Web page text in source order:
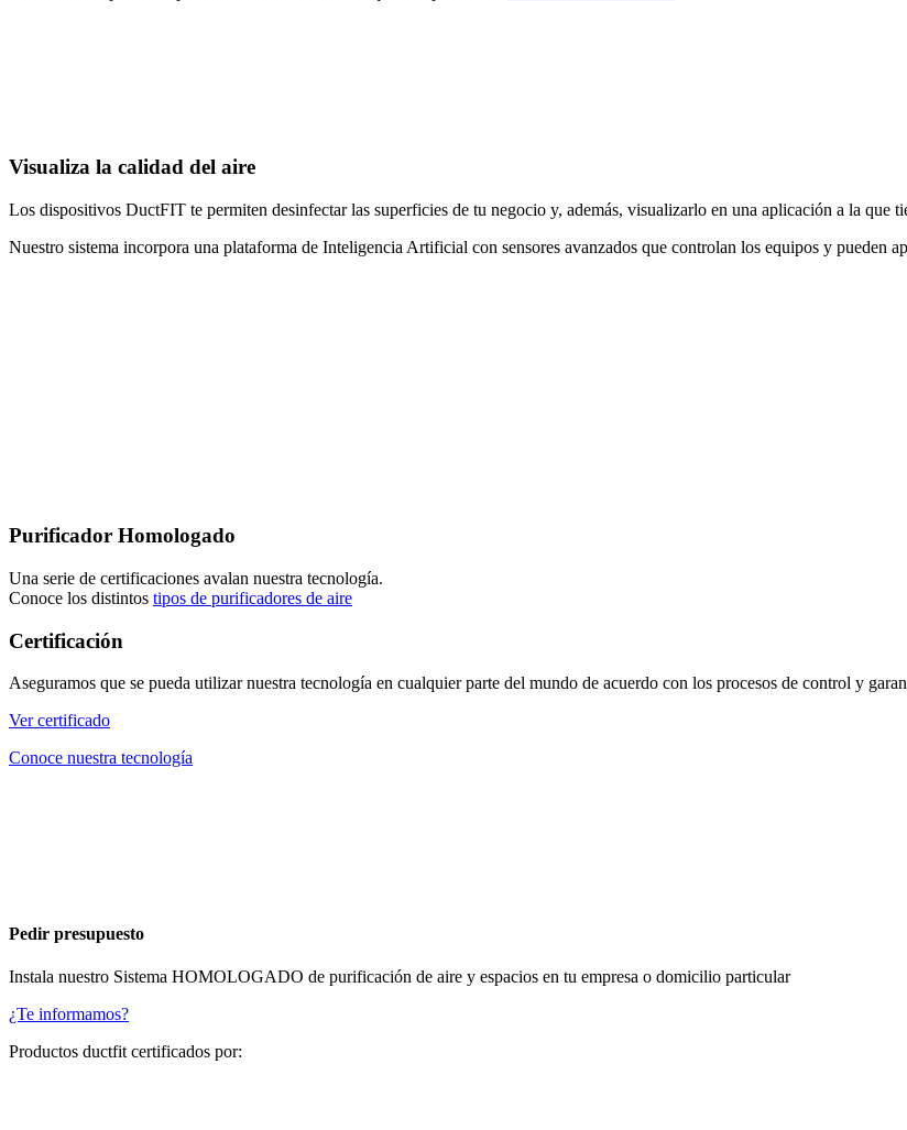
Visualiza la calidad del aire
Los dispositivos DuctFIT te permiten desinfectar las superficies de tu negocio y, además, visualizarlo en una aplicación a la que
Nuestro sistema incorpora una plataforma de Inteligencia Artificial con sensores avanzados que controlan los equipos y pueden
Purificador Homologado
Una serie de certificaciones avalan nuestra tecnología.
Conoce los distintos tipos de purificadores de aire
Certificación
Aseguramos que se pueda utilizar nuestra tecnología en cualquier parte del mundo de acuerdo con los procesos de control y
Ver certificado
Conoce nuestra tecnología
Pedir presupuesto
Instala nuestro Sistema HOMOLOGADO de purificación de aire y espacios en tu empresa o domicilio particular
¿Te informamos?
Productos ductfit certificados por: